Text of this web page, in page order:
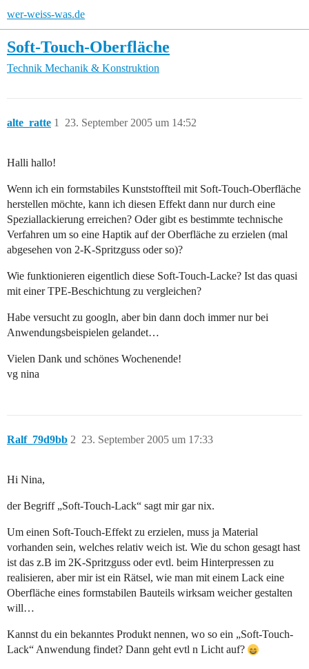
wer-weiss-was.de
Soft-Touch-Oberfläche
Technik Mechanik & Konstruktion
alte_ratte 23. September 2005 um 14:52
1
Halli hallo!
Wenn ich ein formstabiles Kunststoffteil mit Soft-Touch-Oberfläche
herstellen möchte, kann ich diesen Effekt dann nur durch eine
Speziallackierung erreichen? Oder gibt es bestimmte technische
Verfahren um so eine Haptik auf der Oberfläche zu erzielen (mal
abgesehen von 2-K-Spritzguss oder so)?
Wie funktionieren eigentlich diese Soft-Touch-Lacke? Ist das quasi
mit einer TPE-Beschichtung zu vergleichen?
Habe versucht zu googln, aber bin dann doch immer nur bei
Anwendungsbeispielen gelandet…
Vielen Dank und schönes Wochenende!
vg nina
Ralf_79d9bb 23. September 2005 um 17:33
2
Hi Nina,
der Begriff „Soft-Touch-Lack“ sagt mir gar nix.
Um einen Soft-Touch-Effekt zu erzielen, muss ja Material
vorhanden sein, welches relativ weich ist. Wie du schon gesagt hast
ist das z.B im 2K-Spritzguss oder evtl. beim Hinterpressen zu
realisieren, aber mir ist ein Rätsel, wie man mit einem Lack eine
Oberfläche eines formstabilen Bauteils wirksam weicher gestalten
will…
Kannst du ein bekanntes Produkt nennen, wo so ein „Soft-Touch-
Lack“ Anwendung findet? Dann geht evtl n Licht auf?